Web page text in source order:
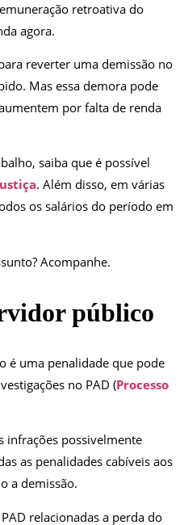
retroativa do
agora.
reverter uma demissão no
Mas essa demora pode
por falta de renda
saiba que é possível
. Além disso, em várias
os salários do período em
Acompanhe.
público
é uma penalidade que pode
no PAD (Processo
infrações possivelmente
as penalidades cabíveis aos
a demissão.
relacionadas a perda do